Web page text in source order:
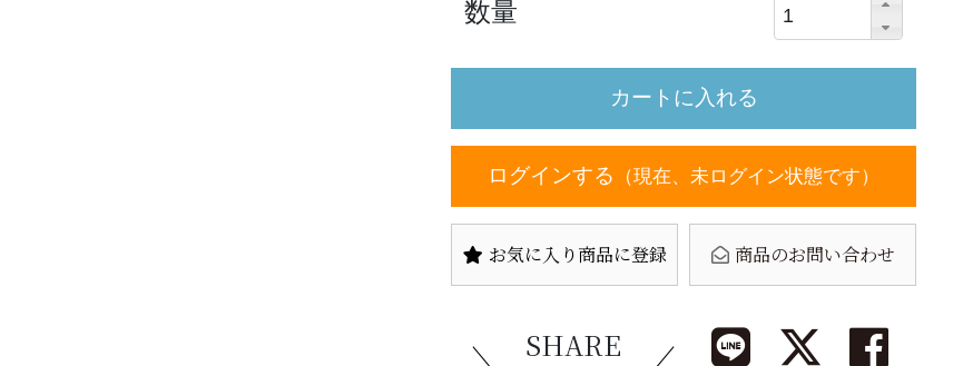
数量
ログインする （現在、未ログイン状態です）
お気に入り商品に登録 商品のお問い合わせ
SHARE